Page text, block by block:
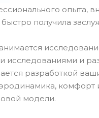
опыта,
быстро получила
и
разработкой
модели.